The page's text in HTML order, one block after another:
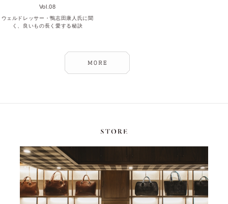
Vol.08
ウェルドレッサー・鴨志田康人氏に聞
く、良いもの長く愛する秘訣